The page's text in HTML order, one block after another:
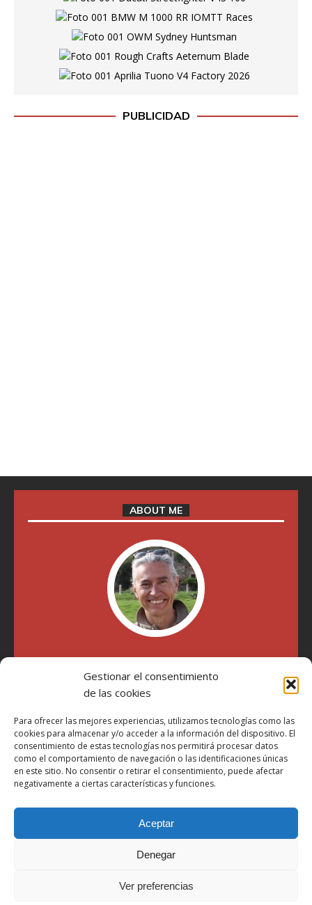
Gestionar el consentimiento
de las cookies
Para ofrecer las mejores experiencias, utilizamos tecnologías como las
cookies para almacenar y/o acceder a la información del dispositivo. El
consentimiento de estas tecnologías nos permitirá procesar datos
como el comportamiento de navegación o las identificaciones únicas
en este sitio. No consentir o retirar el consentimiento, puede afectar
negativamente a ciertas características y funciones.
Aceptar
Denegar
Ver preferencias
PUBLICIDAD
ABOUT ME
"Soy Manel Hospido, nací en Valencia en 1969 y desde el
año 2007 he escrito sobre motos en distintos medios.
Millatrece.com es una apuesta por escribir sobre lo que me
participa"
Aviso Legal
Política de Privacidad
Más Información sobre Cookies